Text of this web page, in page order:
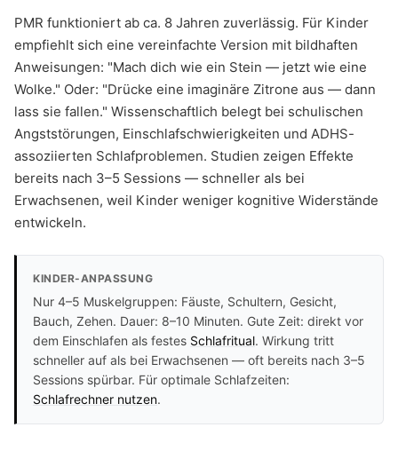
PMR funktioniert ab ca. 8 Jahren zuverlässig. Für Kinder
empfiehlt sich eine vereinfachte Version mit bildhaften
Anweisungen: "Mach dich wie ein Stein — jetzt wie eine
Wolke." Oder: "Drücke eine imaginäre Zitrone aus — dann
lass sie fallen." Wissenschaftlich belegt bei schulischen
Angststörungen, Einschlafschwierigkeiten und ADHS-
assoziierten Schlafproblemen. Studien zeigen Effekte
bereits nach 3–5 Sessions — schneller als bei
Erwachsenen, weil Kinder weniger kognitive Widerstände
entwickeln.
KINDER-ANPASSUNG
Nur 4–5 Muskelgruppen: Fäuste, Schultern, Gesicht,
Bauch, Zehen. Dauer: 8–10 Minuten. Gute Zeit: direkt vor
dem Einschlafen als festes Schlafritual. Wirkung tritt
schneller auf als bei Erwachsenen — oft bereits nach 3–5
Sessions spürbar. Für optimale Schlafzeiten:
Schlafrechner nutzen.